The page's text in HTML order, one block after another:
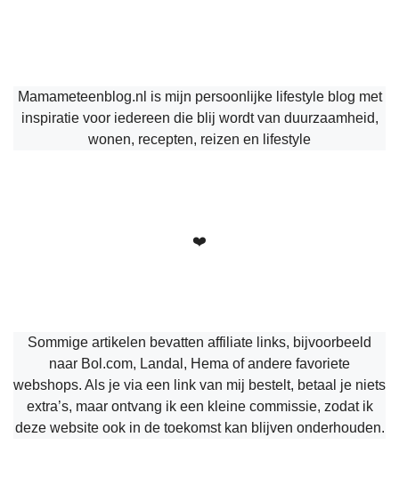
Mamameteenblog.nl is mijn persoonlijke lifestyle blog met
inspiratie voor iedereen die blij wordt van duurzaamheid,
wonen, recepten, reizen en lifestyle
❤️
Sommige artikelen bevatten affiliate links, bijvoorbeeld
naar Bol.com, Landal, Hema of andere favoriete
webshops. Als je via een link van mij bestelt, betaal je niets
extra’s, maar ontvang ik een kleine commissie, zodat ik
deze website ook in de toekomst kan blijven onderhouden.